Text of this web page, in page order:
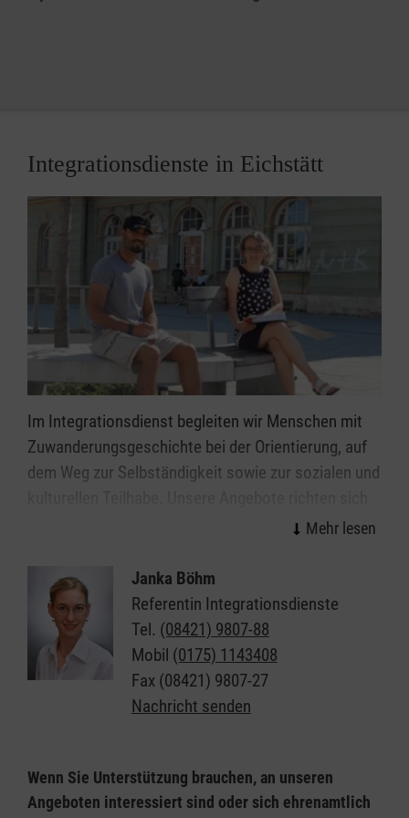
Integrationsdienste in Eichstätt
Im Integrationsdienst begleiten wir Menschen mit
Zuwanderungsgeschichte bei der Orientierung, auf
dem Weg zur Selbständigkeit sowie zur sozialen und
am jeweiligen Bedarf der Zielgruppe aus und sind
als Brückenbauer zwischen verschiedenen
gesellschaftlichen Gruppen und trägt zur kulturellen
Öffnung der Gesellschaft bei.
⇒ Deutschkurse und mehr: Unsere
Angebote in Eichstätt auf einen Blick
Zur Unterstützung von Jugendlichen mit
Fluchtgeschichte bei der Vorbereitung auf den
Janka Böhm
Referentin Integrationsdienste
Tel. (08421) 9807-88
Mobil (0175) 1143408
Fax (08421) 9807-27
Nachricht senden
Wenn Sie Unterstützung brauchen, an unseren
Angeboten interessiert sind oder sich ehrenamtlich